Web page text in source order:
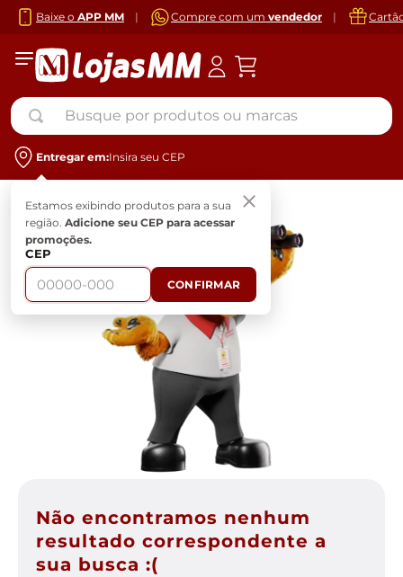
Baixe o APP MM | Compre com um vendedor |
Busque por produtos ou marcas
Entregar em:Insira seu CEP
Estamos exibindo produtos para a sua
região. Adicione seu CEP para acessar
promoções.
CEP
CONFIRMAR
Não encontramos nenhum
resultado correspondente a
sua busca :(